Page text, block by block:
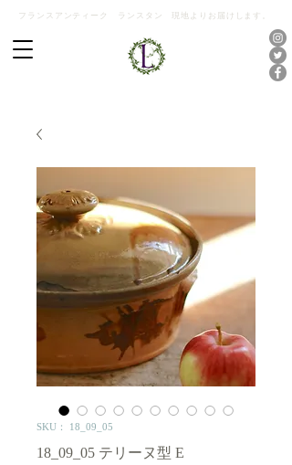
フランスアンティーク ランスタン 現地よりお届けします。
SKU： 18_09_05
18_09_05 テリーヌ型 E